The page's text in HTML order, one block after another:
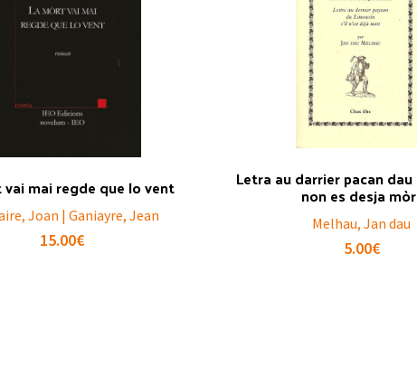
mai regde que lo vent
Joan | Ganiayre, Jean
15.00€
Letra au darrier pacan
non es desja
Melhau, Jan dau
5.00€